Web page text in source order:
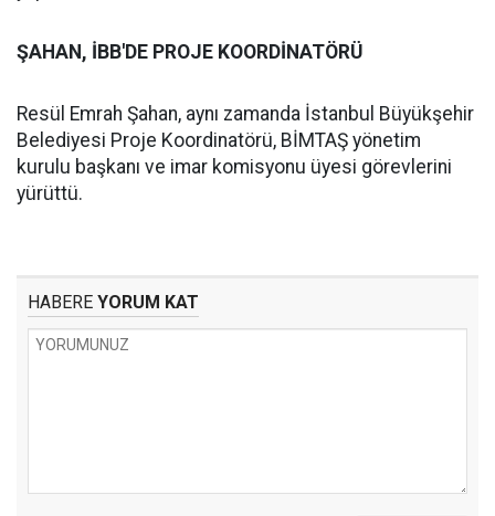
ŞAHAN, İBB'DE PROJE KOORDİNATÖRÜ
Resül Emrah Şahan, aynı zamanda İstanbul Büyükşehir
Belediyesi Proje Koordinatörü, BİMTAŞ yönetim
kurulu başkanı ve imar komisyonu üyesi görevlerini
yürüttü.
HABERE YORUM KAT